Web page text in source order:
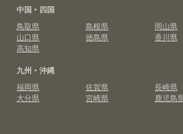
中国・四国
鳥取県
島根県 岡山県
山口県
徳島県 香川県
高知県
九州・沖縄
福岡県
佐賀県 長崎県
大分県
宮崎県 鹿児島